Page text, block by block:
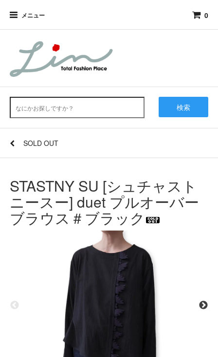
メニュー 0
検索
SOLD OUT
STASTNY SU [シュチャスト
ニースー] duet プルオーバー
ブラウス＃ブラック